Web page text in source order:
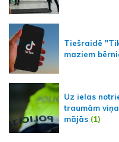
Tiešraidē
maziem
Uz ielas
traumām
mājās (1)